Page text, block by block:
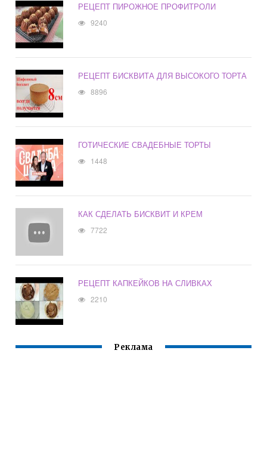
РЕЦЕПТ ПИРОЖНОЕ ПРОФИТРОЛИ
9240
РЕЦЕПТ БИСКВИТА ДЛЯ ВЫСОКОГО ТОРТА
8896
ГОТИЧЕСКИЕ СВАДЕБНЫЕ ТОРТЫ
1448
КАК СДЕЛАТЬ БИСКВИТ И КРЕМ
7722
РЕЦЕПТ КАПКЕЙКОВ НА СЛИВКАХ
2210
Реклама